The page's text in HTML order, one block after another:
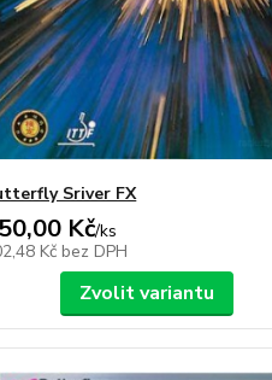
Sriver FX
Kč/ks
Kč bez DPH
Zvolit variantu